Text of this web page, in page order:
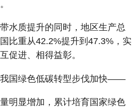
质提升的同时，地区生产总
比重从42.2%提升到47.3%，实
促进、相得益彰。
国绿色低碳转型步伐加快——
显增加，累计培育国家绿色